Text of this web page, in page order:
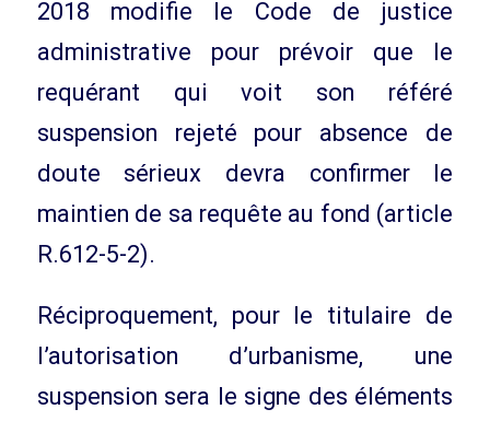
2018 modifie le Code de justice
administrative pour prévoir que le
requérant qui voit son référé
suspension rejeté pour absence de
doute sérieux devra confirmer le
maintien de sa requête au fond (article
R.612-5-2).
Réciproquement, pour le titulaire de
l’autorisation d’urbanisme, une
suspension sera le signe des éléments